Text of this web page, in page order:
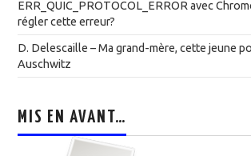
ERR_QUIC_PROTOCOL_ERROR avec
régler cette erreur?
D. Delescaille – Ma grand-mère, cette jeune
Auschwitz
MIS EN AVANT…